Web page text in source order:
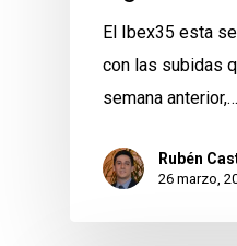
El Ibex35 esta
con las subidas
semana anterior,…
Rubén
26 marzo,